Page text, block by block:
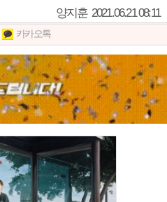
양지훈 2021.06.21 08:11
카카오톡